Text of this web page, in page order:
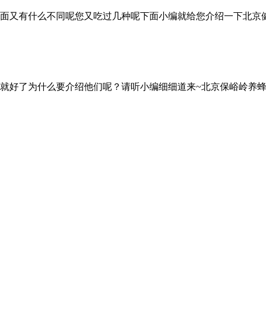
又有什么不同呢您又吃过几种呢下面小编就给您介绍一下北
好了为什么要介绍他们呢？请听小编细细道来~北京保峪岭养